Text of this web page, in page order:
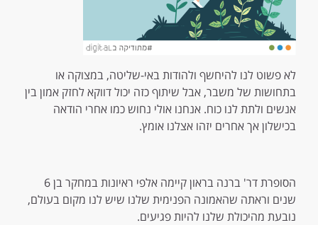
לא פשוט לנו להיחשף ולהודות באי-שליטה, במצוקה או
בתחושות של משבר, אבל שיתוף כזה יכול דווקא לחזק אמון בין
אנשים ולתת לנו כוח. אנחנו אולי נחוש כמו אחרי הודאה
בכישלון אך אחרים יזהו אצלנו אומץ.
הסופרת דר' ברנה בראון קיימה אלפי ראיונות במחקר בן 6
שנים וראתה שהאמונה הפנימית שלנו שיש לנו מקום בעולם,
נובעת מהיכולת שלנו להיות פגיעים.